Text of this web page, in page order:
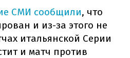
СМИ сообщили, что
и из-за этого не
итальянской Серии
и матч против